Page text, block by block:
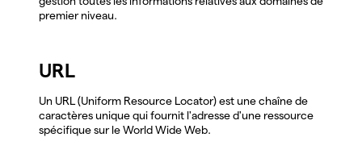
premier niveau.
URL
Un URL (Uniform Resource Locator) est une chaîne de
caractères unique qui fournit l'adresse d'une ressource
spécifique sur le World Wide Web.